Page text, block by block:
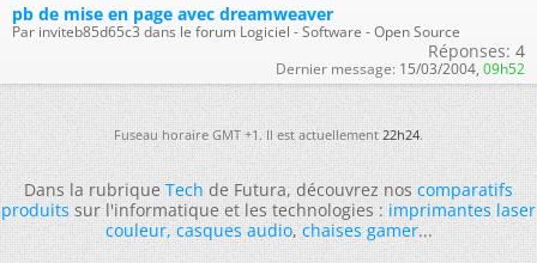
pb de mise en page avec dreamweaver
Par inviteb85d65c3 dans le forum Logiciel - Software - Open Source
Réponses: 4
Dernier message: 15/03/2004, 09h52
Fuseau horaire GMT +1. Il est actuellement 22h24.
Dans la rubriqueTechde Futura, découvrez noscomparatifs
produitssur l'informatique et les technologies :imprimantes laser
couleur,casques audio,chaises gamer...